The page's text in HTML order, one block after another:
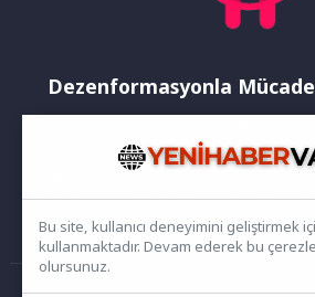
Dezenformasyonla
Yayınlanan haberler doğruluk ilkesi
rağmen bazı içeriklerde eksik, hatalı
bilgiler bulunabilir.Yanlış veya yanıltıcı
haberleri aşağıdaki iletişim
Bu site, kullanıcı deneyimini geliştirmek
kullanmaktadır. Devam ederek bu
olursunuz.